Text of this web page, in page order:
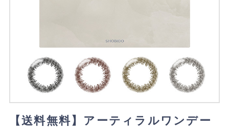
【送料無料】アーティラルワンデー